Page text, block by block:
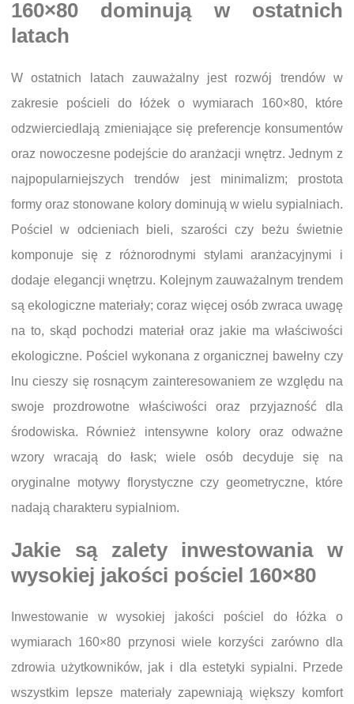
160×80 dominują w ostatnich
latach
W ostatnich latach zauważalny jest rozwój trendów w
zakresie pościeli do łóżek o wymiarach 160×80, które
odzwierciedlają zmieniające się preferencje konsumentów
oraz nowoczesne podejście do aranżacji wnętrz. Jednym z
najpopularniejszych trendów jest minimalizm; prostota
formy oraz stonowane kolory dominują w wielu sypialniach.
Pościel w odcieniach bieli, szarości czy beżu świetnie
komponuje się z różnorodnymi stylami aranżacyjnymi i
dodaje elegancji wnętrzu. Kolejnym zauważalnym trendem
są ekologiczne materiały; coraz więcej osób zwraca uwagę
na to, skąd pochodzi materiał oraz jakie ma właściwości
ekologiczne. Pościel wykonana z organicznej bawełny czy
lnu cieszy się rosnącym zainteresowaniem ze względu na
swoje prozdrowotne właściwości oraz przyjazność dla
środowiska. Również intensywne kolory oraz odważne
wzory wracają do łask; wiele osób decyduje się na
oryginalne motywy florystyczne czy geometryczne, które
nadają charakteru sypialniom.
Jakie są zalety inwestowania w
wysokiej jakości pościel 160×80
Inwestowanie w wysokiej jakości pościel do łóżka o
wymiarach 160×80 przynosi wiele korzyści zarówno dla
zdrowia użytkowników, jak i dla estetyki sypialni. Przede
wszystkim lepsze materiały zapewniają większy komfort